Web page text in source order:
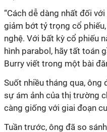
“Cách dễ dàng nhất đối
giảm bớt tỷ trọng cổ
nghệ. Với bất kỳ cổ phiếu
hình parabol, hãy tất toán
Burry viết trong một bài
Suốt nhiều tháng qua, ông
sự ám ảnh của thị trường
càng giống với giai đoạn
Tuần trước, ông đã so